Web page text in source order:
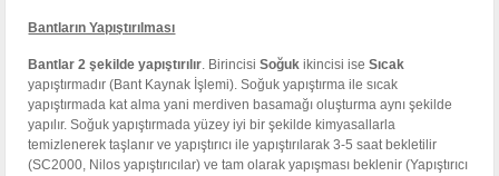
Bantların Yapıştırılması
Bantlar 2 şekilde yapıştırılır. BirincisiSoğuk ikincisi iseSıcak
yapıştırmadır (Bant Kaynak İşlemi). Soğuk yapıştırma ile sıcak
yapıştırmada kat alma yani merdiven basamağı oluşturma aynı şekilde
yapılır. Soğuk yapıştırmada yüzey iyi bir şekilde kimyasallarla
temizlenerek taşlanır ve yapıştırıcı ile yapıştırılarak 3-5 saat bekletilir
(SC2000, Nilos yapıştırıcılar) ve tam olarak yapışması beklenir (Yapıştırıcı